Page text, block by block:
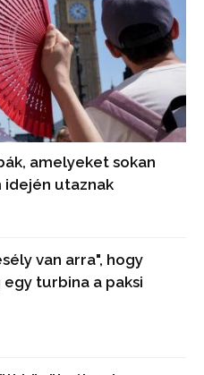
amelyeket sokan
idején utaznak
van arra", hogy
turbina a paksi